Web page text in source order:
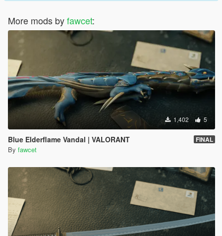
More mods byfawcet:
1,402 5
Blue Elderflame Vandal | VALORANT FINAL
By fawcet